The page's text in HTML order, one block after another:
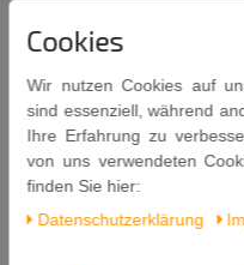
MIYAKO
Kühl und trocken lagern.
Kochanleitung auf der
Cookies
Wir nutzen Cookies auf
sind essenziell, während
Ihre Erfahrung zu
von uns verwendeten
finden Sie hier:
Daten­schutz­erklärung